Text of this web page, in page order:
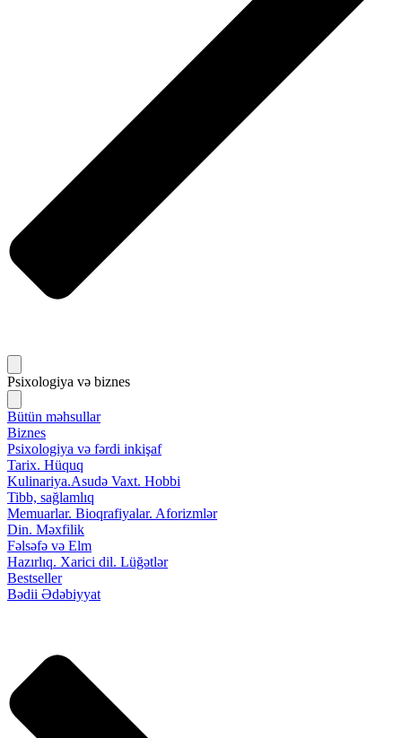
Psixologiya və biznes
Bütün məhsullar
Biznes
Psixologiya və fərdi inkişaf
Tarix. Hüquq
Kulinariya.Asudə Vaxt. Hobbi
Tibb, sağlamlıq
Memuarlar. Bioqrafiyalar. Aforizmlər
Din. Məxfilik
Fəlsəfə və Elm
Hazırlıq. Xarici dil. Lüğətlər
Bestseller
Bədii Ədəbiyyat